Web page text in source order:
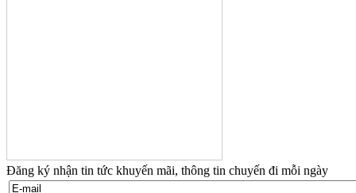
Đăng ký nhận tin tức khuyến mãi, thông tin chuyến đi mỗi ngày